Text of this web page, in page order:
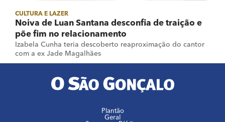
CULTURA E LAZER
Noiva de Luan Santana desconfia de traição e
põe fim no relacionamento
Izabela Cunha teria descoberto reaproximação do cantor
com a ex Jade Magalhães
Plantão
Geral